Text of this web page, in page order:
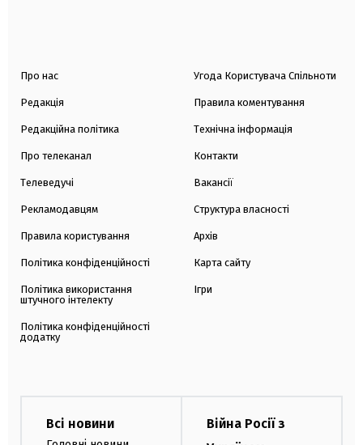
Про нас
Редакція
Редакційна політика
Про телеканал
Телеведучі
Рекламодавцям
Правила користування
Політика конфіденційності
Політика використання
штучного інтелекту
Політика конфіденційності
додатку
Угода Користувача Спільноти
Правила коментування
Технічна інформація
Контакти
Вакансії
Структура власності
Архів
Карта сайту
Ігри
Всі новини
Війна Росії з